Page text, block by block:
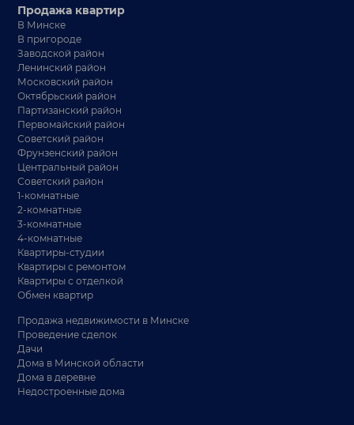
Продажа квартир
В Минске
В пригороде
Заводской район
Ленинский район
Московский район
Октябрьский район
Партизанский район
Первомайский район
Советский район
Фрунзенский район
Центральный район
Советский район
1-комнатные
2-комнатные
3-комнатные
4-комнатные
Квартиры-студии
Квартиры с ремонтом
Квартиры с отделкой
Обмен квартир
Продажа недвижимости в Минске
Проведение сделок
Дачи
Дома в Минской области
Дома в деревне
Недостроенные дома